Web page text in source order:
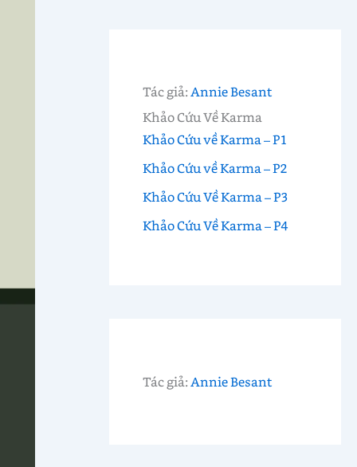
Tác giả:Annie Besant
Khảo Cứu Về Karma
Khảo Cứu về Karma – P1
Khảo Cứu về Karma – P2
Khảo Cứu Về Karma – P3
Khảo Cứu Về Karma – P4
Tác giả: Annie Besant